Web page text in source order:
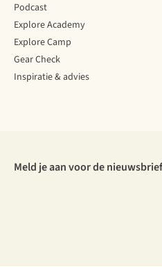
Podcast
Explore Academy
Explore Camp
Gear Check
Inspiratie & advies
Meld je aan voor de nieuwsbrief